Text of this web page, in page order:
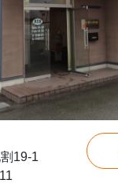
19-1